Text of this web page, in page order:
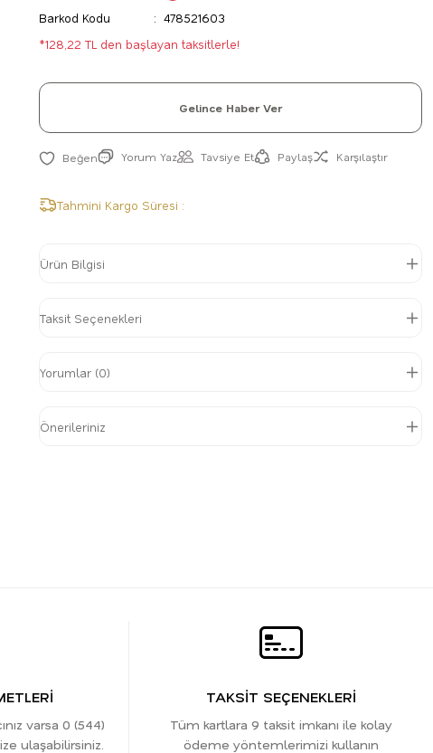
Barkod Kodu
478521603
*128,22 TL den başlayan taksitlerle!
Gelince Haber Ver
Yorum Yaz Tavsiye Et Paylaş Karşılaştır
Tahmini Kargo Süresi :
Ürün Bilgisi
Taksit Seçenekleri
Yorumlar (0)
Önerileriniz
varsa 0 (544)
ulaşabilirsiniz.
TAKSİT SEÇENEKLERİ
Tüm kartlara 9 taksit imkanı ile kolay
ödeme yöntemlerimizi kullanın